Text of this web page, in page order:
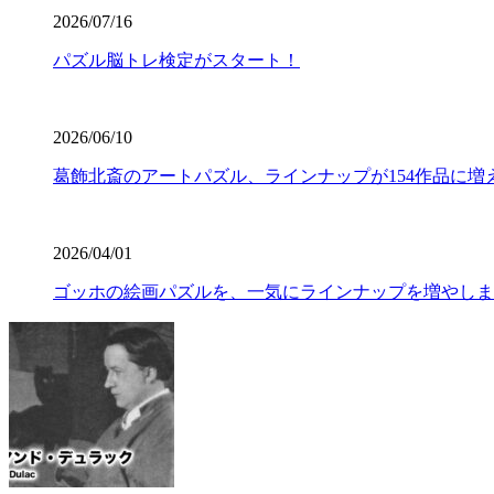
2026/07/16
パズル脳トレ検定がスタート！
2026/06/10
葛飾北斎のアートパズル、ラインナップが154作品に増
2026/04/01
ゴッホの絵画パズルを、一気にラインナップを増やし